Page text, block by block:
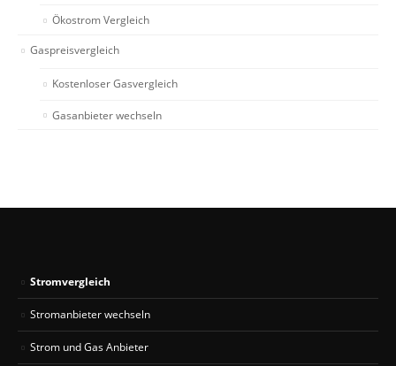
Ökostrom Vergleich
Gaspreisvergleich
Kostenloser Gasvergleich
Gasanbieter wechseln
Stromvergleich
Stromanbieter wechseln
Strom und Gas Anbieter